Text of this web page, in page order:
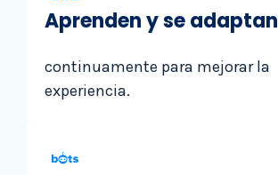
Aprenden y se adaptan
continuamente para mejorar la
experiencia.